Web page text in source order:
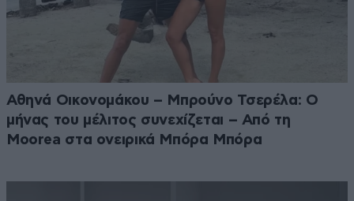
Αθηνά Οικονομάκου – Μπρούνο Τσερέλα: Ο
μήνας του μέλιτος συνεχίζεται – Από τη
Moorea στα ονειρικά Μπόρα Μπόρα